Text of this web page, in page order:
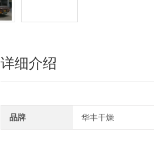
详细介绍
品牌 华丰干燥